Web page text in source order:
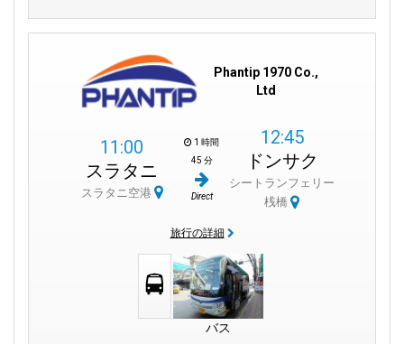
Phantip 1970 Co.,
Ltd
11:00
スラタニ
スラタニ空港
1 時間
45 分
Direct
12:45
ドンサク
シートランフェリー
桟橋
旅行の詳細
バス